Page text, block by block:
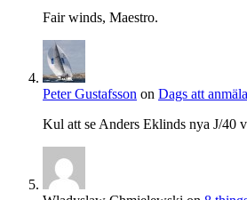
Fair winds, Maestro.
Peter Gustafsson on Dags att
Kul att se Anders Eklinds nya J/40